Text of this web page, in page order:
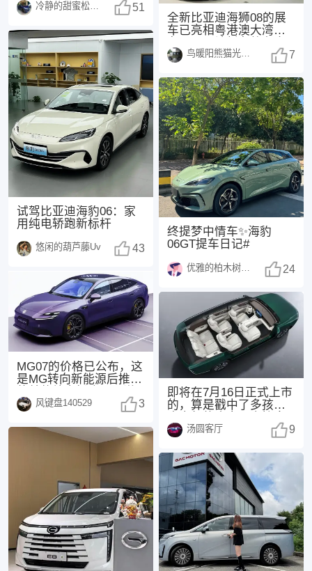
冷静的甜蜜松鼠1498 51
试驾比亚迪海豹06：家
用纯电轿跑新标杆
悠闲的葫芦藤Uv 43
MG07的价格已公布，这
是MG转向新能源后推出
其他，紫色外观
风键盘140529 3
全新比亚迪海狮08的展
车已亮相粤港澳大湾区
年正式上市，这也是
鸟暖阳熊猫光250108 7
终提梦中情车✨海豹
06GT提车日记#
优雅的柏木树1370 24
即将在7月16日正式上市
的，算是戳中了多孩家
下“同级座椅堆料
汤圆客厅 9